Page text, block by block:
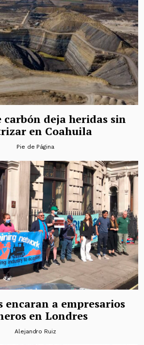
deja heridas sin
en Coahuila
Pie de Página
encaran a empresarios
en Londres
Alejandro Ruiz